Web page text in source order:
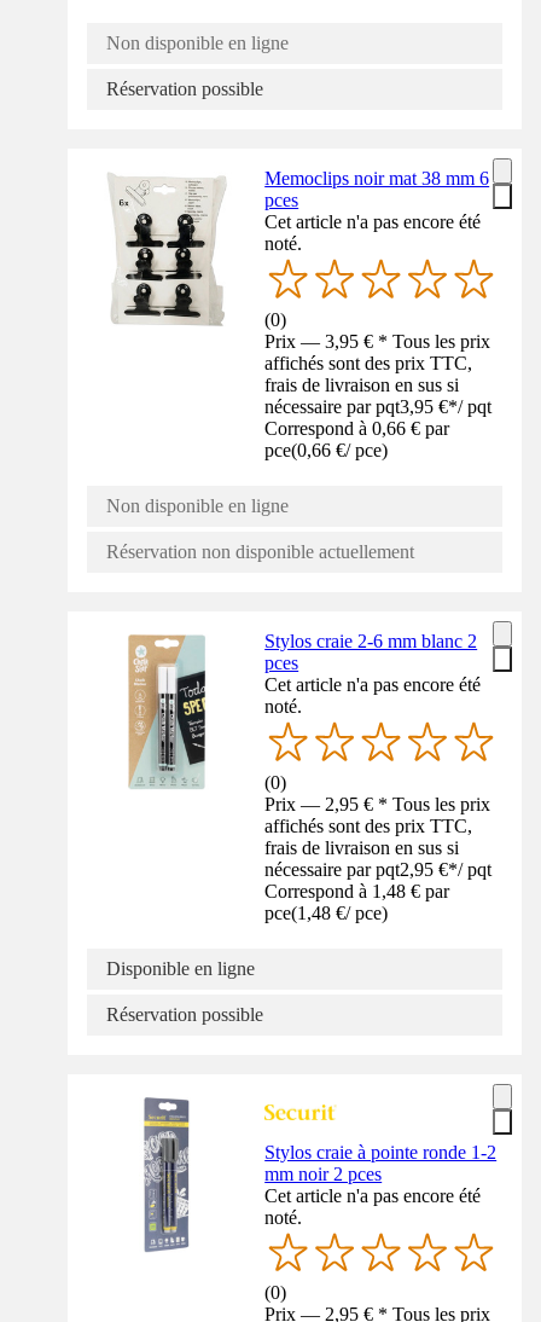
Non disponible en ligne
Réservation possible
Memoclips noir mat 38 mm 6
pces
Cet article n'a pas encore été
noté.
(0)
Prix — 3,95 € * Tous les prix
affichés sont des prix TTC,
frais de livraison en sus si
nécessaire par pqt3,95 €*/ pqt
Correspond à 0,66 € par
pce(0,66 €/ pce)
Non disponible en ligne
Réservation non disponible actuellement
Stylos craie 2-6 mm blanc 2
pces
Cet article n'a pas encore été
noté.
(0)
Prix — 2,95 € * Tous les prix
affichés sont des prix TTC,
frais de livraison en sus si
nécessaire par pqt2,95 €*/ pqt
Correspond à 1,48 € par
pce(1,48 €/ pce)
Disponible en ligne
Réservation possible
Stylos craie à pointe ronde 1-2
mm noir 2 pces
Cet article n'a pas encore été
noté.
(0)
Prix — 2,95 € * Tous les prix